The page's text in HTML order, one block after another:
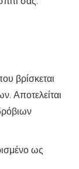
βρίσκεται
Αποτελείται
ως